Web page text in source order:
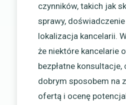
czynników, takich jak
sprawy,
lokalizacja kancelarii.
że niektóre kancelarie
bezpłatne konsultacje,
dobrym sposobem na
ofertą i ocenę